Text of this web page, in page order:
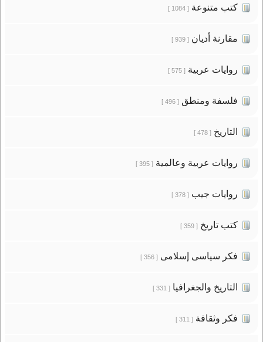
كتب متنوعة[ 1084 ]
مقارنة أديان[ 939 ]
روايات عربية[ 575 ]
فلسفة ومنطق[ 496 ]
التاريخ[ 478 ]
روايات عربية وعالمية[ 395 ]
روايات جيب[ 378 ]
كتب تاريخ[ 359 ]
فكر سياسى إسلامى[ 356 ]
التاريخ والجغرافيا[ 331 ]
فكر وثقافة[ 311 ]